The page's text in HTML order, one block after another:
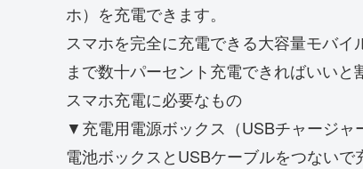
ホ）を充電できます。
スマホを完全に充電できる大容量モバ
まで数十パーセント充電できればいいと
スマホ充電に必要なもの
▼充電用電源ボックス（USBチャージャ
電池ボックスとUSBケーブルをつない